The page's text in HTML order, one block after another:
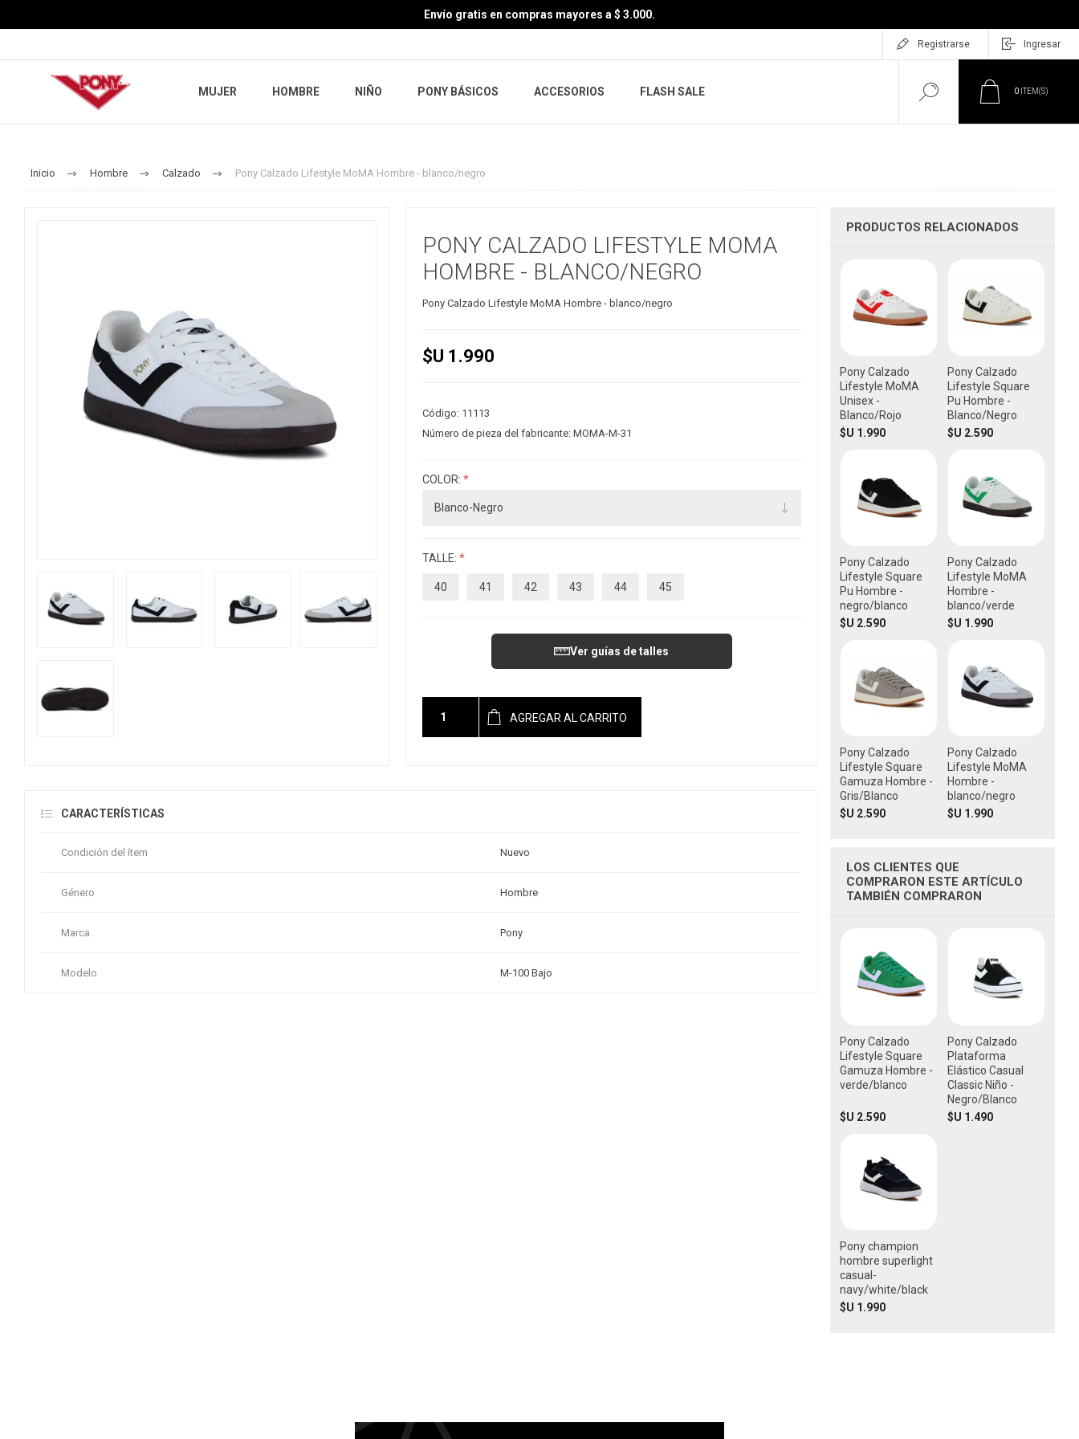
Envío gratis en compras mayores a $ 3.000.
Registrarse Ingresar
MUJER HOMBRE NIÑO PONY BÁSICOS ACCESORIOS FLASH SALE 0 ITEM(S)
Inicio Hombre Calzado Pony Calzado Lifestyle MoMA Hombre - blanco/negro
PONY CALZADO LIFESTYLE MOMA
HOMBRE - BLANCO/NEGRO
Pony Calzado Lifestyle MoMA Hombre - blanco/negro
$U 1.990
Código: 11113
Número de pieza del fabricante: MOMA-M-31
COLOR: *
TALLE: *
40 41 42 43 44 45
Ver guías de talles
AGREGAR AL CARRITO
CARACTERÍSTICAS
Condición del ítem Nuevo
Género Hombre
Marca Pony
Modelo M-100 Bajo
PRODUCTOS RELACIONADOS
Pony Calzado
Lifestyle MoMA
Unisex -
Blanco/Rojo
$U 1.990
Pony Calzado
Lifestyle Square
Pu Hombre -
Blanco/Negro
$U 2.590
Pony Calzado
Lifestyle Square
Pu Hombre -
negro/blanco
$U 2.590
Pony Calzado
Lifestyle MoMA
Hombre -
blanco/verde
$U 1.990
Pony Calzado
Lifestyle Square
Gamuza Hombre -
Gris/Blanco
$U 2.590
Pony Calzado
Lifestyle MoMA
Hombre -
blanco/negro
$U 1.990
LOS CLIENTES QUE
COMPRARON ESTE ARTÍCULO
TAMBIÉN COMPRARON
Pony Calzado
Lifestyle Square
Gamuza Hombre -
verde/blanco
$U 2.590
Pony Calzado
Plataforma
Elástico Casual
Classic Niño -
Negro/Blanco
$U 1.490
Pony champion
hombre superlight
casual-
navy/white/black
$U 1.990